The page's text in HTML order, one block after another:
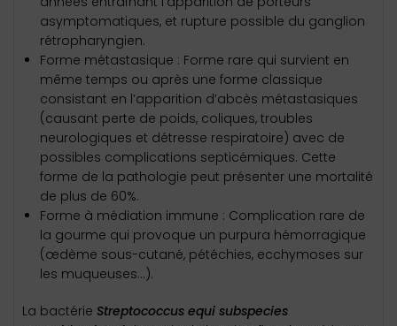
asymptomatiques, et rupture possible du ganglion
rétropharyngien.
Forme métastasique : Forme rare qui survient en
même temps ou après une forme classique
consistant en l’apparition d’abcès métastasiques
(causant perte de poids, coliques, troubles
neurologiques et détresse respiratoire) avec de
possibles complications septicémiques. Cette
forme de la pathologie peut présenter une mortalité
de plus de 60%.
Forme à médiation immune : Complication rare de
la gourme qui provoque un purpura hémorragique
(œdème sous-cutané, pétéchies, ecchymoses sur
les muqueuses…).
La bactérie Streptococcus equi subspecies